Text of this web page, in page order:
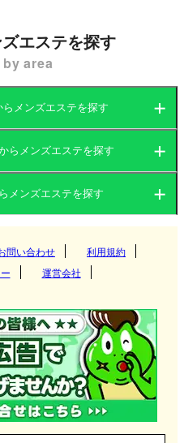
中心となっています。
帰りや休日に気軽に立
徴です。
び方
能な登戸駅周辺のメン
クセスが便利です。忙
すい立地が魅力です。
個室型で営業しており、
施術を受けられます。他
スできる点が人気です。
エステを探す
area
メンズエステを探す
群馬県
東京都
千葉県
らメンズエステを探す
馬県
京都
川県
葉県
メンズエステを探す
西
滋賀県
和歌山県
岐阜県
静岡県
・東北
岩手県
・沖縄
大分県
国
問い合わせ
利用規約
運営会社